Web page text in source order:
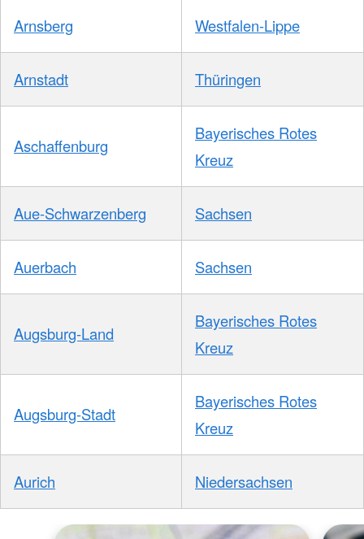
Arnsberg Westfalen-Lippe
Arnstadt Thüringen
Aschaffenburg
Bayerisches Rotes
Kreuz
Aue-Schwarzenberg Sachsen
Auerbach Sachsen
Augsburg-Land
Bayerisches Rotes
Kreuz
Augsburg-Stadt
Bayerisches Rotes
Kreuz
Aurich Niedersachsen